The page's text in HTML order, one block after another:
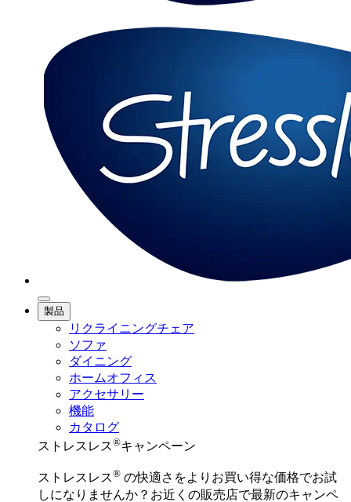
製品
リクライニングチェア
ソファ
ダイニング
ホームオフィス
アクセサリー
機能
カタログ
ストレスレス®キャンペーン
ストレスレス® の快適さをよりお買い得な価格でお試
しになりませんか？お近くの販売店で最新のキャンペ